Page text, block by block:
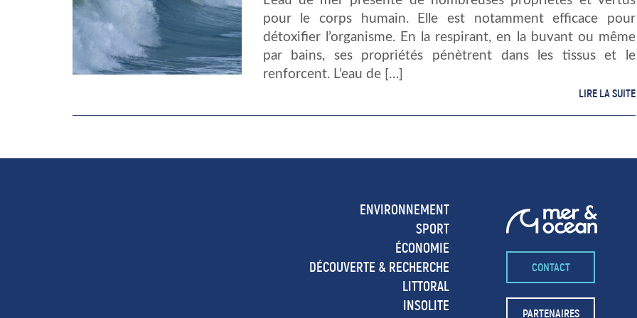
pour le corps humain. Elle est notamment efficace pour
détoxifier l’organisme. En la respirant, en la buvant ou même
par bains, ses propriétés pénètrent dans les tissus et le
renforcent. L’eau de […]
LIRE LA SUITE
ENVIRONNEMENT
SPORT
ÉCONOMIE
DÉCOUVERTE & RECHERCHE
LITTORAL
INSOLITE
CONTACT
PARTENAIRES